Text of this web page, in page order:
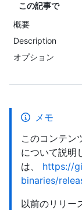
この記事で
概要
Description
オプション
メモ
このコンテン
について説明
は、 https://
binaries/
以前のリリー